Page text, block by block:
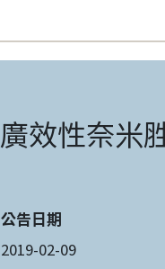
廣效性奈米
公告日期
2019-02-09